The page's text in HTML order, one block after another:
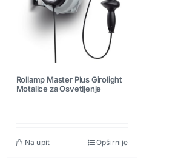
Rollamp Master Plus Girolight
Motalice za Osvetljenje
Na upit Opširnije